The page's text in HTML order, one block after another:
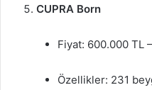
CUPRA Born
Fiyat: 600.000 TL
Özellikler: 231